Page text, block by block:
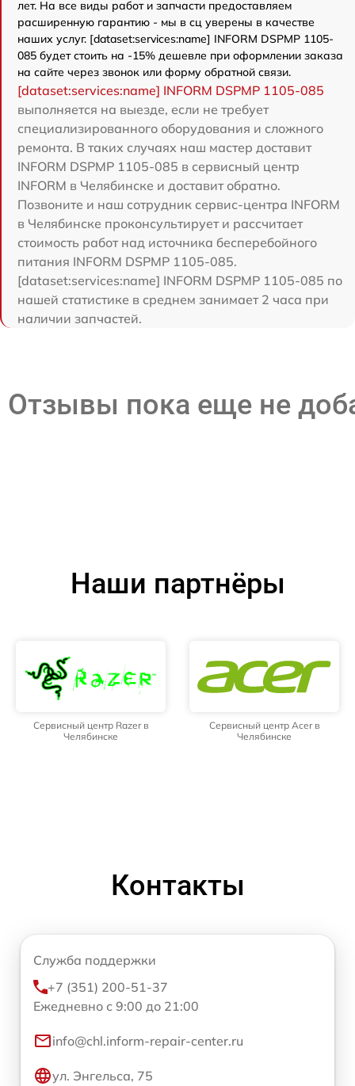
лет. На все виды работ и запчасти предоставляем
расширенную гарантию - мы в сц уверены в качестве
наших услуг. [dataset:services:name] INFORM DSPMP 1105-
085 будет стоить на -15% дешевле при оформлении заказа
на сайте через звонок или форму обратной связи.
[dataset:services:name] INFORM DSPMP 1105-085
выполняется на выезде, если не требует
специализированного оборудования и сложного
ремонта. В таких случаях наш мастер доставит
INFORM DSPMP 1105-085 в сервисный центр
INFORM в Челябинске и доставит обратно.
Позвоните и наш сотрудник сервис-центра INFORM
в Челябинске проконсультирует и рассчитает
стоимость работ над источника бесперебойного
питания INFORM DSPMP 1105-085.
[dataset:services:name] INFORM DSPMP 1105-085 по
нашей статистике в среднем занимает 2 часа при
наличии запчастей.
Отзывы пока еще не
Наши партнёры
Сервисный центр Razer в
Челябинске
Сервисный центр Acer в
Челябинске
Контакты
Служба поддержки
+7 (351) 200-51-37
Ежедневно с 9:00 до 21:00
info@chl.inform-repair-center.ru
ул. Энгельса, 75